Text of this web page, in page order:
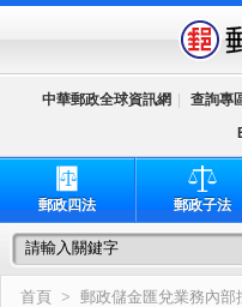
中華郵政全球資訊網 查詢專
郵政四法 郵政子法
首頁 > 郵政儲金匯兌業務內